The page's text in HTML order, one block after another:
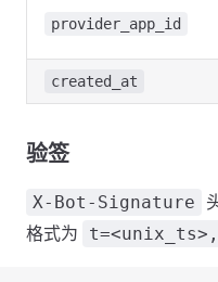
provider_app_id
created_at
验签
X-Bot-Signature
格式为